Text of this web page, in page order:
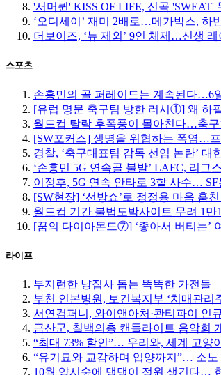
'서머퀸' KISS OF LIFE, 신곡
‘오디세이’ 재미 2배로…메가박스, 하
더보이즈, ‘뉴 제외’ 9인 체제…신생 레
스포츠
손흥민의 골 퍼레이드는 계속된다…6
[유럽 명문 축구팀 방한 러시①] 왜 하
월드컵 탈락 후폭풍이 몰아친다…축구
[SW포커스] 생명을 위협하는 폭염…
경찰, ‘축구대표팀 감독 선임 논란’ 대
‘손흥민 5G 연속골 불발’ LAFC, 리그
이정후, 5G 연속 안타로 3할 사수… SF
[SW현장] ‘선방쇼’로 정정용 마음 훔
월드컵 기간 불법도박사이트 무려 1
[꿈의 다이아몬드⑦] ‘좋아서 버티는’
라이프
부지런한 냥집사 돕는 똑똑한 가전들
부천 인본병원, 보건복지부 ‘치매관리
서연컴퍼니, 와이앤아처·콴티파이 인
금산군, 칠백의총 캔들라이트 음악회
“최대 73% 할인”… 우리와, 세계 고양
“유기묘와 교감하며 입양까지”… 소노
10월 양시숲에 댕댕이 정원 생긴다…